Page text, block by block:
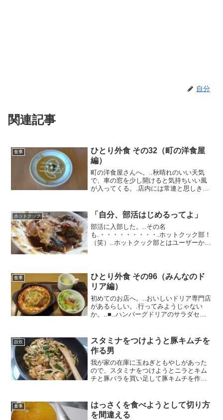
自分
関連記事
食事
ひとり外食 その32（町の洋食屋
編）
町の洋食屋さんへ。..秋晴れのいい天気
で、車の窓を少し開けると気持ちいい風
が入ってくる。.店内には常連と思しき人
ージュスープを。..うん、濃厚。.そして
オムライスを...
ホットクック 「自分、部活はじめるってよ」
部活に入部した。..その名
も.・・・・・・・・・.ホットクック部！
（笑）..ホットクック部とはユーザーから
番号からすぐに調理できる。...
食事
ひとり外食 その96（みんなのド
リア編）
初めてのお店へ。..おいしいドリア専門店
があるらしい。.行ってみようじゃない
か。..■..ハンバーグドリアのサラダセッ
グに濃厚トマトクリームソース。ご飯と
絡めれば...
自炊
スタミナをつけようと豚キムチを
作る男
我が家の在庫に玉ねぎともやしがあった
ので、スタミナをつけようとニラとキム
チと豚バラを買い足して豚キムチを作っ
めいたものばかりだったので食べたくな
ったのだ。.■.エグレ...
食事
はっさくを食べようとして切り方
を間違える